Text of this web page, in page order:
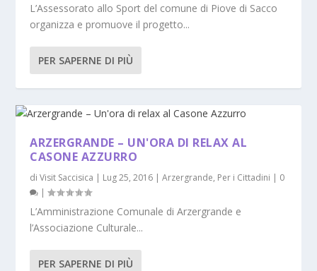
L’Assessorato allo Sport del comune di Piove di Sacco
organizza e promuove il progetto...
PER SAPERNE DI PIÙ
ARZERGRANDE – UN'ORA DI RELAX AL
CASONE AZZURRO
diVisit Saccisica | Lug 25, 2016 |Arzergrande, Per i Cittadini | 0
|
L’Amministrazione Comunale di Arzergrande e
l’Associazione Culturale...
PER SAPERNE DI PIÙ